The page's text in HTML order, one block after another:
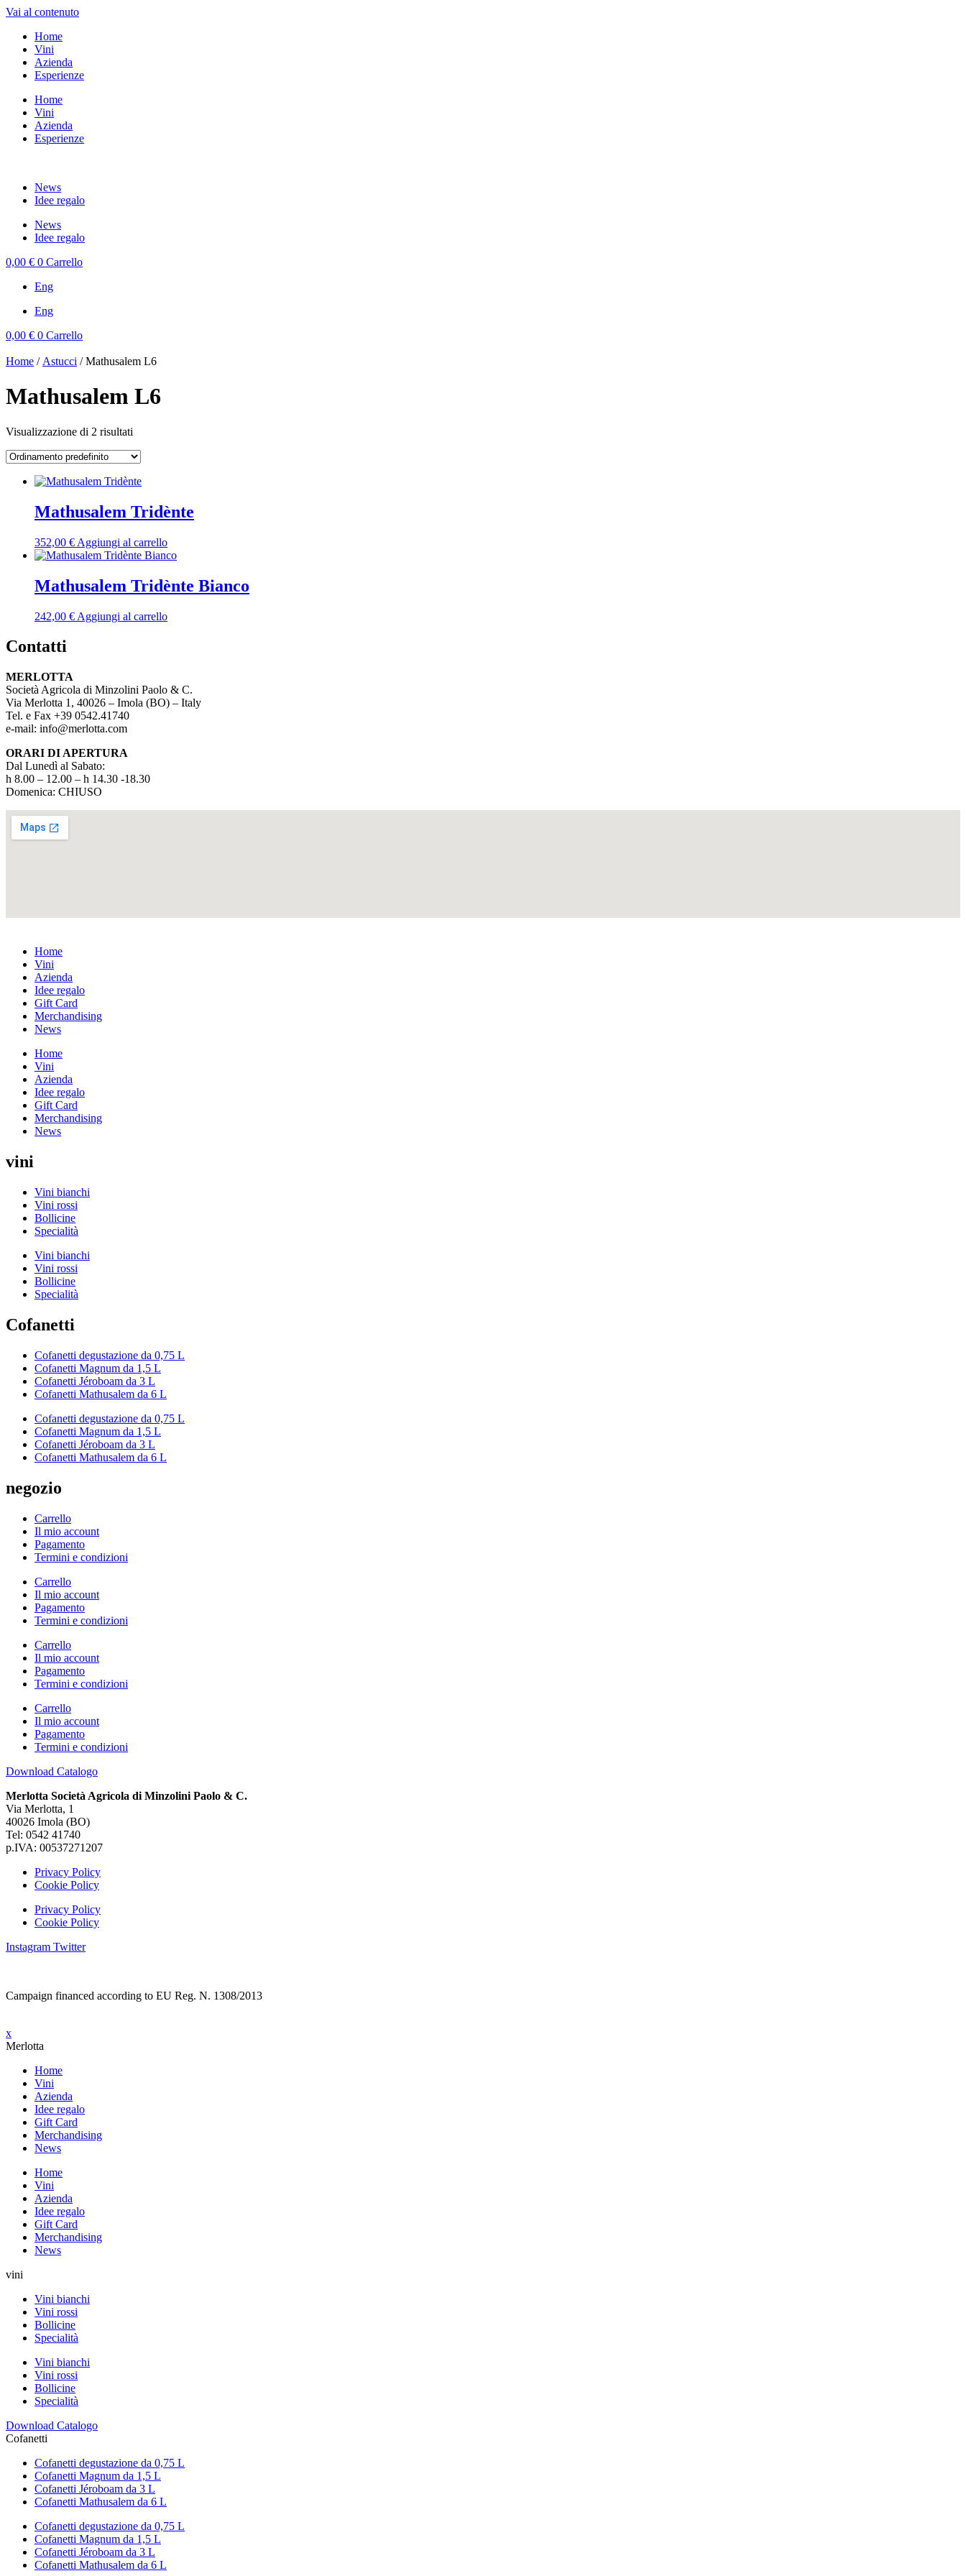
Vai al contenuto
Home
Vini
Azienda
Esperienze
Home
Vini
Azienda
Esperienze
News
Idee regalo
News
Idee regalo
0,00 € 0 Carrello
Eng
Eng
0,00 € 0 Carrello
Home / Astucci / Mathusalem L6
Mathusalem L6
Visualizzazione di 2 risultati
Mathusalem Tridènte
352,00 € Aggiungi al carrello
Mathusalem Tridènte Bianco
242,00 € Aggiungi al carrello
Contatti
MERLOTTA
Società Agricola di Minzolini Paolo & C.
Via Merlotta 1, 40026 – Imola (BO) – Italy
Tel. e Fax +39 0542.41740
e-mail: info@merlotta.com
ORARI DI APERTURA
Dal Lunedì al Sabato:
h 8.00 – 12.00 – h 14.30 -18.30
Domenica: CHIUSO
Home
Vini
Azienda
Idee regalo
Gift Card
Merchandising
News
Home
Vini
Azienda
Idee regalo
Gift Card
Merchandising
News
vini
Vini bianchi
Vini rossi
Bollicine
Specialità
Vini bianchi
Vini rossi
Bollicine
Specialità
Cofanetti
Cofanetti degustazione da 0,75 L
Cofanetti Magnum da 1,5 L
Cofanetti Jéroboam da 3 L
Cofanetti Mathusalem da 6 L
Cofanetti degustazione da 0,75 L
Cofanetti Magnum da 1,5 L
Cofanetti Jéroboam da 3 L
Cofanetti Mathusalem da 6 L
negozio
Carrello
Il mio account
Pagamento
Termini e condizioni
Carrello
Il mio account
Pagamento
Termini e condizioni
Carrello
Il mio account
Pagamento
Termini e condizioni
Carrello
Il mio account
Pagamento
Termini e condizioni
Download Catalogo
Merlotta Società Agricola di Minzolini Paolo & C.
Via Merlotta, 1
40026 Imola (BO)
Tel: 0542 41740
p.IVA: 00537271207
Privacy Policy
Cookie Policy
Privacy Policy
Cookie Policy
Instagram Twitter
Campaign financed according to EU Reg. N. 1308/2013
x
Merlotta
Home
Vini
Azienda
Idee regalo
Gift Card
Merchandising
News
Home
Vini
Azienda
Idee regalo
Gift Card
Merchandising
News
vini
Vini bianchi
Vini rossi
Bollicine
Specialità
Vini bianchi
Vini rossi
Bollicine
Specialità
Download Catalogo
Cofanetti
Cofanetti degustazione da 0,75 L
Cofanetti Magnum da 1,5 L
Cofanetti Jéroboam da 3 L
Cofanetti Mathusalem da 6 L
Cofanetti degustazione da 0,75 L
Cofanetti Magnum da 1,5 L
Cofanetti Jéroboam da 3 L
Cofanetti Mathusalem da 6 L